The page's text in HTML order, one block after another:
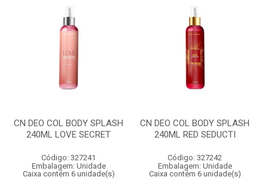
CN DEO COL BODY SPLASH
240ML LOVE SECRET
Código: 327241
Embalagem: Unidade
Caixa contém 6 unidade(s)
CN DEO COL BODY SPLASH
240ML RED SEDUCTI
Código: 327242
Embalagem: Unidade
Caixa contém 6 unidade(s)